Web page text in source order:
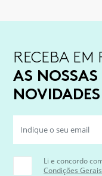
RECEBA
AS NOSSAS
Li e concordo
Condições